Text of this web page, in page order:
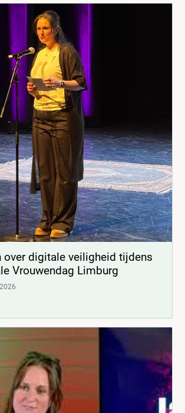
over digitale veiligheid tijdens
Vrouwendag Limburg